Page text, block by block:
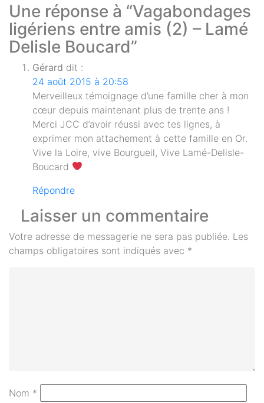
Une réponse à “Vagabondages
ligériens entre amis (2) – Lamé
Delisle Boucard”
Gérard dit :
24 août 2015 à 20:58
Merveilleux témoignage d’une famille cher à mon
cœur depuis maintenant plus de trente ans !
Merci JCC d’avoir réussi avec tes lignes, à
exprimer mon attachement à cette famille en Or.
Vive la Loire, vive Bourgueil, Vive Lamé-Delisle-
Boucard
Répondre
Laisser un commentaire
Votre adresse de messagerie ne sera pas publiée. Les
champs obligatoires sont indiqués avec *
Nom *